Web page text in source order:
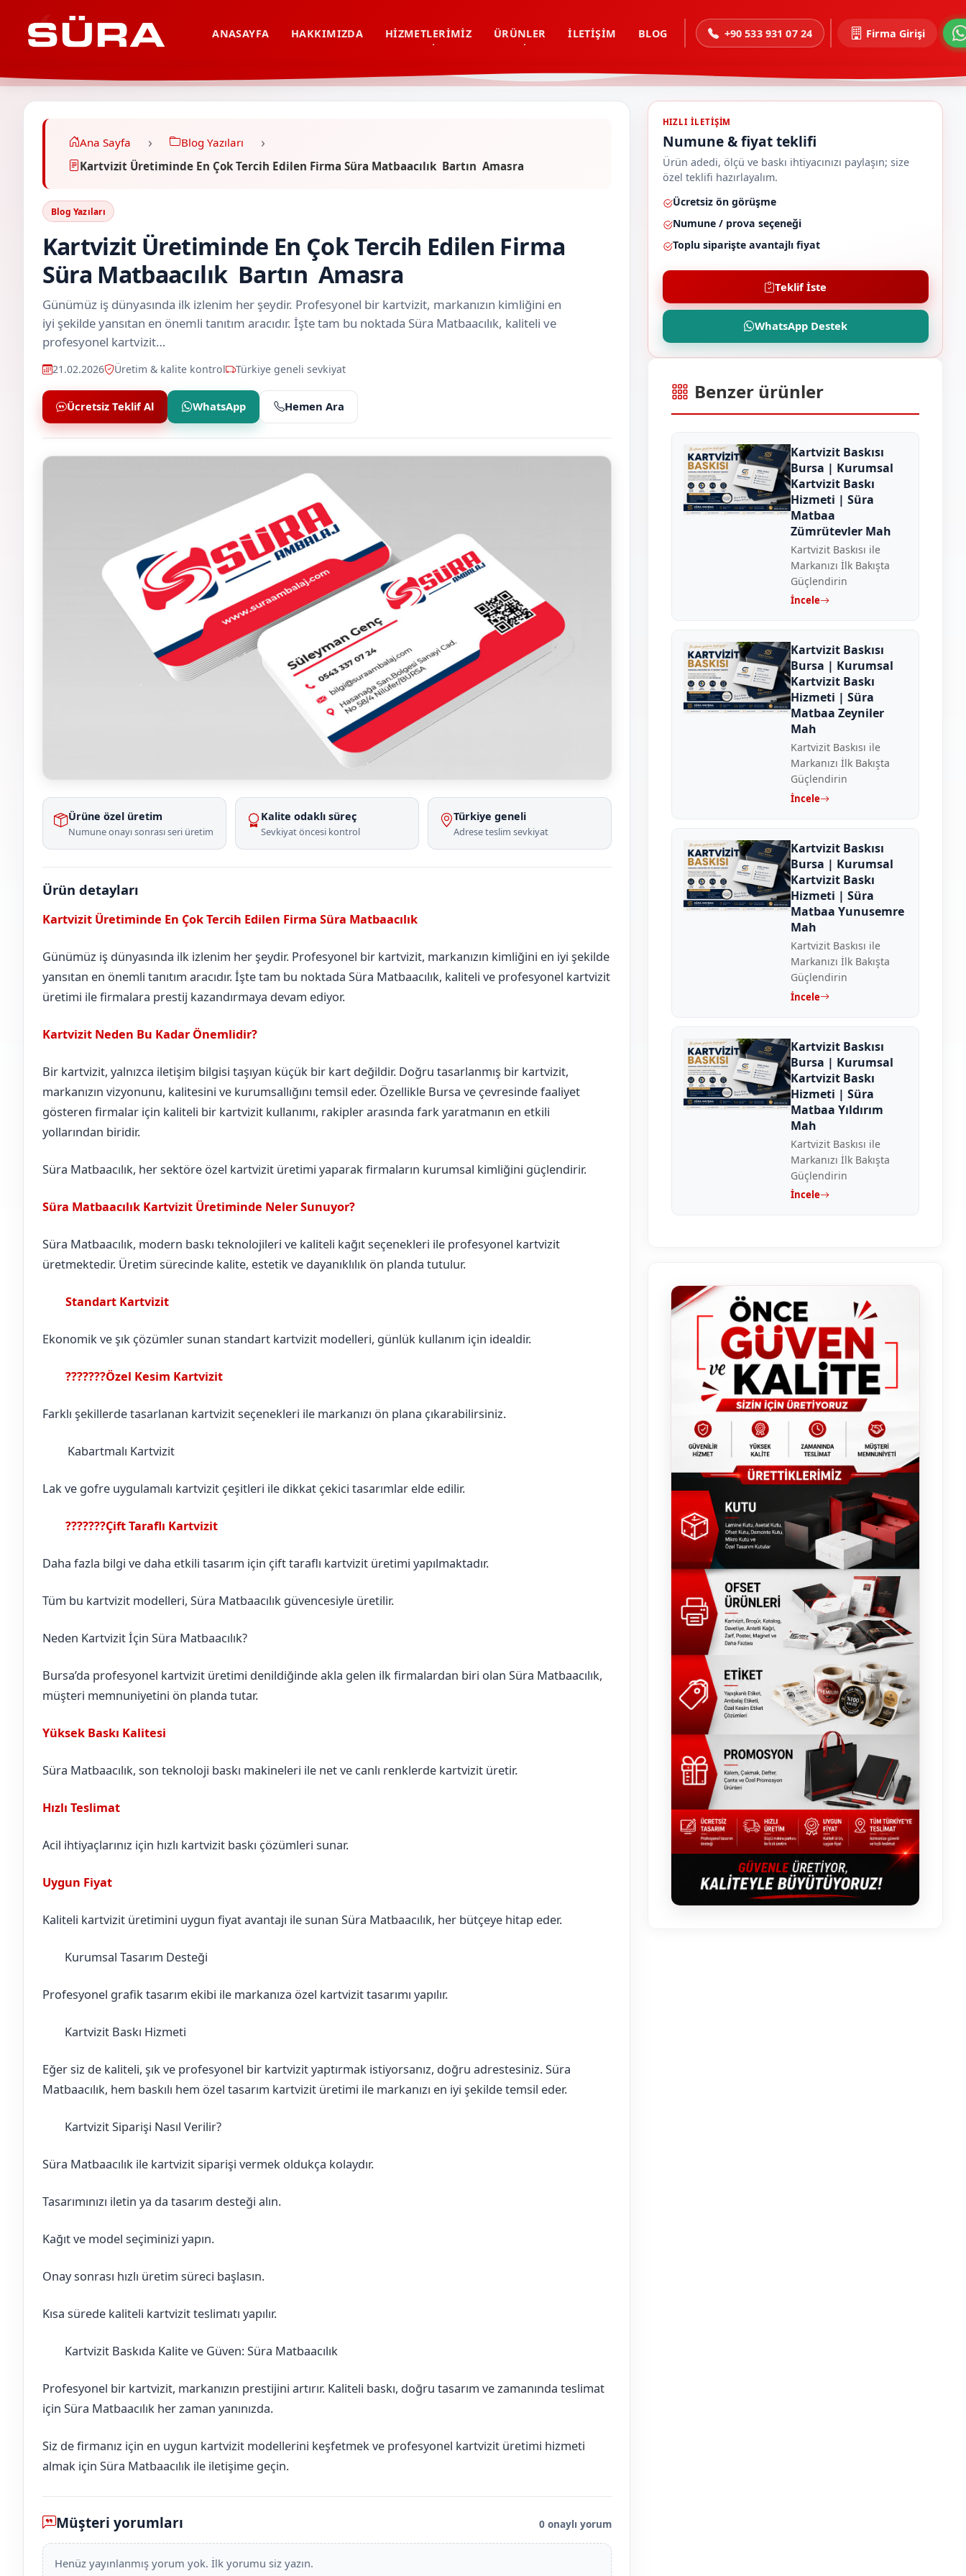
ANASAYFA HAKKIMIZDA HIZMETLERIMIZ ÜRÜNLER İLETIŞIM BLOG +90 533 931 07 24 Firma Girişi
Ana Sayfa
Blog Yazıları
Kartvizit Üretiminde En Çok Tercih Edilen Firma Süra Matbaacılık Bartın Amasra
Blog Yazıları
Kartvizit Üretiminde En Çok Tercih Edilen Firma
Süra Matbaacılık Bartın Amasra
Günümüz iş dünyasında ilk izlenim her şeydir. Profesyonel bir kartvizit, markanızın kimliğini en
iyi şekilde yansıtan en önemli tanıtım aracıdır. İşte tam bu noktada Süra Matbaacılık, kaliteli ve
profesyonel kartvizit…
21.02.2026 Üretim & kalite kontrol Türkiye geneli sevkiyat
Ücretsiz Teklif Al WhatsApp Hemen Ara
Ürüne özel üretim
Numune onayı sonrası seri üretim
Kalite odaklı süreç
Sevkiyat öncesi kontrol
Türkiye geneli
Adrese teslim sevkiyat
Ürün detayları
Kartvizit Üretiminde En Çok Tercih Edilen Firma Süra Matbaacılık
Günümüz iş dünyasında ilk izlenim her şeydir. Profesyonel bir kartvizit, markanızın kimliğini en iyi şekilde
yansıtan en önemli tanıtım aracıdır. İşte tam bu noktada Süra Matbaacılık, kaliteli ve profesyonel kartvizit
üretimi ile firmalara prestij kazandırmaya devam ediyor.
Kartvizit Neden Bu Kadar Önemlidir?
Bir kartvizit, yalnızca iletişim bilgisi taşıyan küçük bir kart değildir. Doğru tasarlanmış bir kartvizit,
markanızın vizyonunu, kalitesini ve kurumsallığını temsil eder. Özellikle Bursa ve çevresinde faaliyet
gösteren firmalar için kaliteli bir kartvizit kullanımı, rakipler arasında fark yaratmanın en etkili
yollarından biridir.
Süra Matbaacılık, her sektöre özel kartvizit üretimi yaparak firmaların kurumsal kimliğini güçlendirir.
Süra Matbaacılık Kartvizit Üretiminde Neler Sunuyor?
Süra Matbaacılık, modern baskı teknolojileri ve kaliteli kağıt seçenekleri ile profesyonel kartvizit
üretmektedir. Üretim sürecinde kalite, estetik ve dayanıklılık ön planda tutulur.
Standart Kartvizit
Ekonomik ve şık çözümler sunan standart kartvizit modelleri, günlük kullanım için idealdir.
???????Özel Kesim Kartvizit
Farklı şekillerde tasarlanan kartvizit seçenekleri ile markanızı ön plana çıkarabilirsiniz.
Kabartmalı Kartvizit
Lak ve gofre uygulamalı kartvizit çeşitleri ile dikkat çekici tasarımlar elde edilir.
???????Çift Taraflı Kartvizit
Daha fazla bilgi ve daha etkili tasarım için çift taraflı kartvizit üretimi yapılmaktadır.
Tüm bu kartvizit modelleri, Süra Matbaacılık güvencesiyle üretilir.
Neden Kartvizit İçin Süra Matbaacılık?
Bursa’da profesyonel kartvizit üretimi denildiğinde akla gelen ilk firmalardan biri olan Süra Matbaacılık,
müşteri memnuniyetini ön planda tutar.
Yüksek Baskı Kalitesi
Süra Matbaacılık, son teknoloji baskı makineleri ile net ve canlı renklerde kartvizit üretir.
Hızlı Teslimat
Acil ihtiyaçlarınız için hızlı kartvizit baskı çözümleri sunar.
Uygun Fiyat
Kaliteli kartvizit üretimini uygun fiyat avantajı ile sunan Süra Matbaacılık, her bütçeye hitap eder.
Kurumsal Tasarım Desteği
Profesyonel grafik tasarım ekibi ile markanıza özel kartvizit tasarımı yapılır.
Kartvizit Baskı Hizmeti
Eğer siz de kaliteli, şık ve profesyonel bir kartvizit yaptırmak istiyorsanız, doğru adrestesiniz. Süra
Matbaacılık, hem baskılı hem özel tasarım kartvizit üretimi ile markanızı en iyi şekilde temsil eder.
Kartvizit Siparişi Nasıl Verilir?
Süra Matbaacılık ile kartvizit siparişi vermek oldukça kolaydır.
Tasarımınızı iletin ya da tasarım desteği alın.
Kağıt ve model seçiminizi yapın.
Onay sonrası hızlı üretim süreci başlasın.
Kısa sürede kaliteli kartvizit teslimatı yapılır.
Kartvizit Baskıda Kalite ve Güven: Süra Matbaacılık
Profesyonel bir kartvizit, markanızın prestijini artırır. Kaliteli baskı, doğru tasarım ve zamanında teslimat
için Süra Matbaacılık her zaman yanınızda.
Siz de firmanız için en uygun kartvizit modellerini keşfetmek ve profesyonel kartvizit üretimi hizmeti
almak için Süra Matbaacılık ile iletişime geçin.
Müşteri yorumları 0 onaylı yorum
Henüz yayınlanmış yorum yok. İlk yorumu siz yazın.
HIZLI ILETIŞIM
Numune & fiyat teklifi
Ürün adedi, ölçü ve baskı ihtiyacınızı paylaşın; size
özel teklifi hazırlayalım.
Ücretsiz ön görüşme
Numune / prova seçeneği
Toplu siparişte avantajlı fiyat
Teklif İste
WhatsApp Destek
Benzer ürünler
Kartvizit Baskısı
Bursa | Kurumsal
Kartvizit Baskı
Hizmeti | Süra
Matbaa
Zümrütevler Mah
Kartvizit Baskısı ile
Markanızı İlk Bakışta
Güçlendirin
İncele
Kartvizit Baskısı
Bursa | Kurumsal
Kartvizit Baskı
Hizmeti | Süra
Matbaa Zeyniler
Mah
Kartvizit Baskısı ile
Markanızı İlk Bakışta
Güçlendirin
İncele
Kartvizit Baskısı
Bursa | Kurumsal
Kartvizit Baskı
Hizmeti | Süra
Matbaa Yunusemre
Mah
Kartvizit Baskısı ile
Markanızı İlk Bakışta
Güçlendirin
İncele
Kartvizit Baskısı
Bursa | Kurumsal
Kartvizit Baskı
Hizmeti | Süra
Matbaa Yıldırım
Mah
Kartvizit Baskısı ile
Markanızı İlk Bakışta
Güçlendirin
İncele